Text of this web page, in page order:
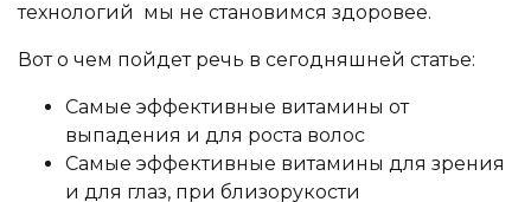
технологий мы не становимся здоровее.
Вот о чем пойдет речь в сегодняшней статье:
Самые эффективные витамины от
выпадения и для роста волос
Самые эффективные витамины для зрения
и для глаз, при близорукости